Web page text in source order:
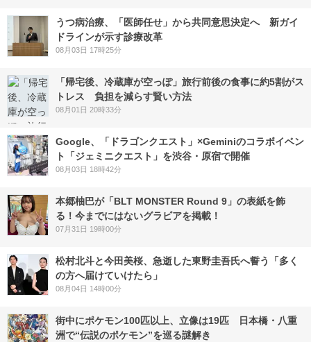
うつ病治療、「医師任せ」から共同意思決定へ 新ガイ
ドラインが示す診療改革
08月03日 17時25分
「帰宅後、冷蔵庫が空っぽ」旅行前後の食事に約5割がス
トレス 負担を減らす賢い方法
08月01日 20時33分
Google、「ドラゴンクエスト」×Geminiのコラボイベン
ト「ジェミニクエスト」を渋谷・原宿で開催
08月03日 18時42分
本郷柚巴が「BLT MONSTER Round 9」の表紙を飾
る！今までにはないグラビアを掲載！
07月31日 19時00分
松村北斗と今田美桜、急逝した東野圭吾氏へ誓う「多く
の方へ届けていけたら」
08月04日 14時00分
街中にポケモン100匹以上、立像は19匹 日本橋・八重
洲で“伝説のポケモン”を巡る謎解き